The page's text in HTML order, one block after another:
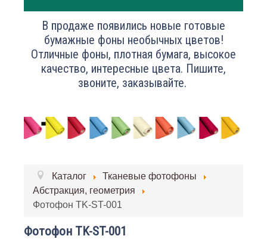
В продаже появились новые готовые
бумажные фоны необычных цветов!
Отличные фоны, плотная бумага, высокое
качество, интересные цвета. Пишите,
звоните, заказывайте.
Каталог
Тканевые фотофоны
Абстракция, геометрия
Фотофон TK-ST-001
Фотофон TK-ST-001